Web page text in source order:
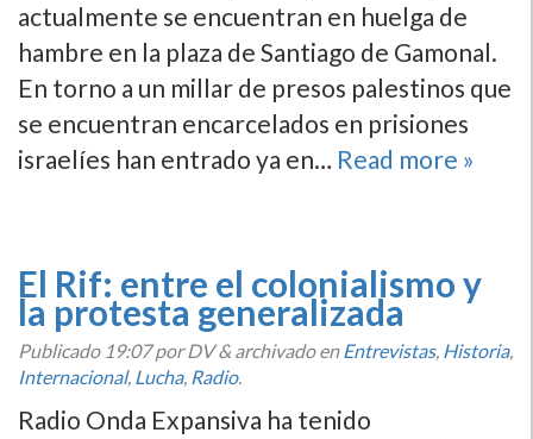
actualmente se encuentran en huelga de
hambre en la plaza de Santiago de Gamonal.
En torno a un millar de presos palestinos que
se encuentran encarcelados en prisiones
israelí­es han entrado ya en… Read more »
El Rif: entre el colonialismo y
la protesta generalizada
Publicado 19:07por DV&archivado enEntrevistas, Historia,
Internacional, Lucha, Radio.
Radio Onda Expansiva ha tenido